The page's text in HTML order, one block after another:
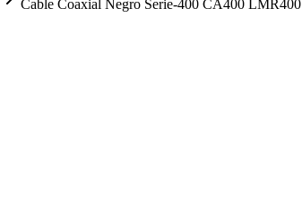
Cable Coaxial Negro Serie-400 CA400 LMR400